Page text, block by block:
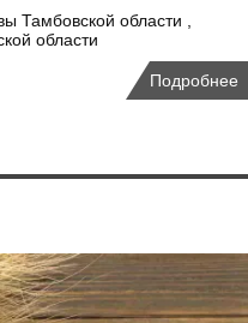
Тамбовской области ,
области
Подробнее